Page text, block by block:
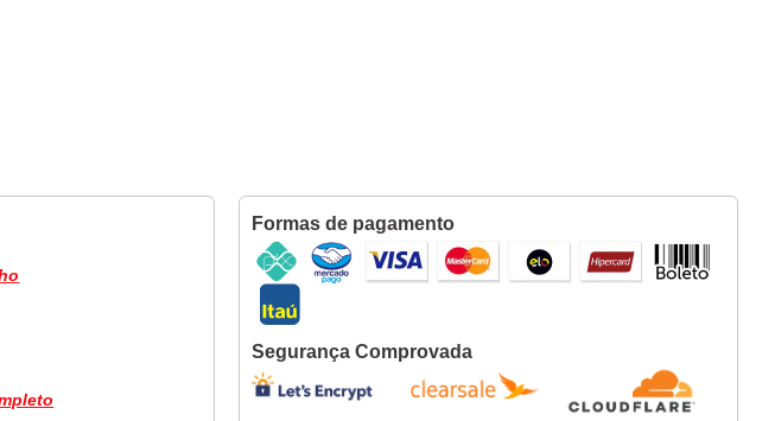
Formas de pagamento
Segurança Comprovada